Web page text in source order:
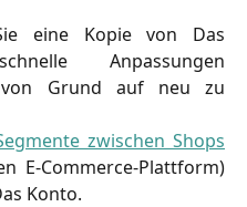
eine Kopie von Das
Anpassungen
von Grund auf neu zu
zwischen Shops
E-Commerce-Plattform)
Konto.